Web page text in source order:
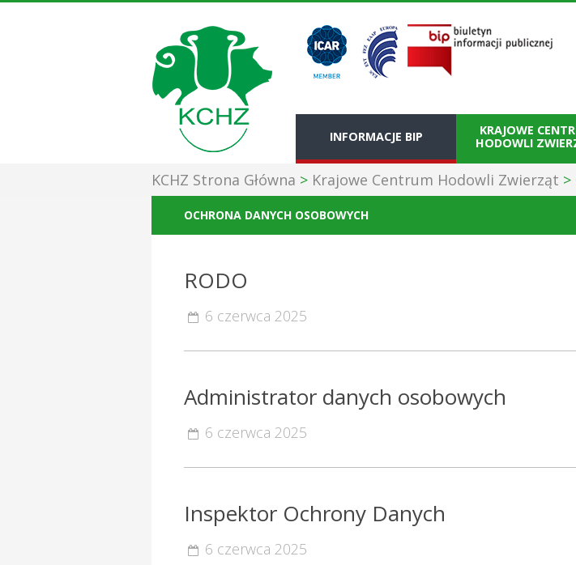
INFORMACJE BIP
KRAJOWE
HODOWLI
KCHZ Strona Główna > Krajowe Centrum Hodowli Zwierząt >
OCHRONA DANYCH OSOBOWYCH
RODO
6 czerwca 2025
Administrator danych osobowych
6 czerwca 2025
Inspektor Ochrony Danych
6 czerwca 2025